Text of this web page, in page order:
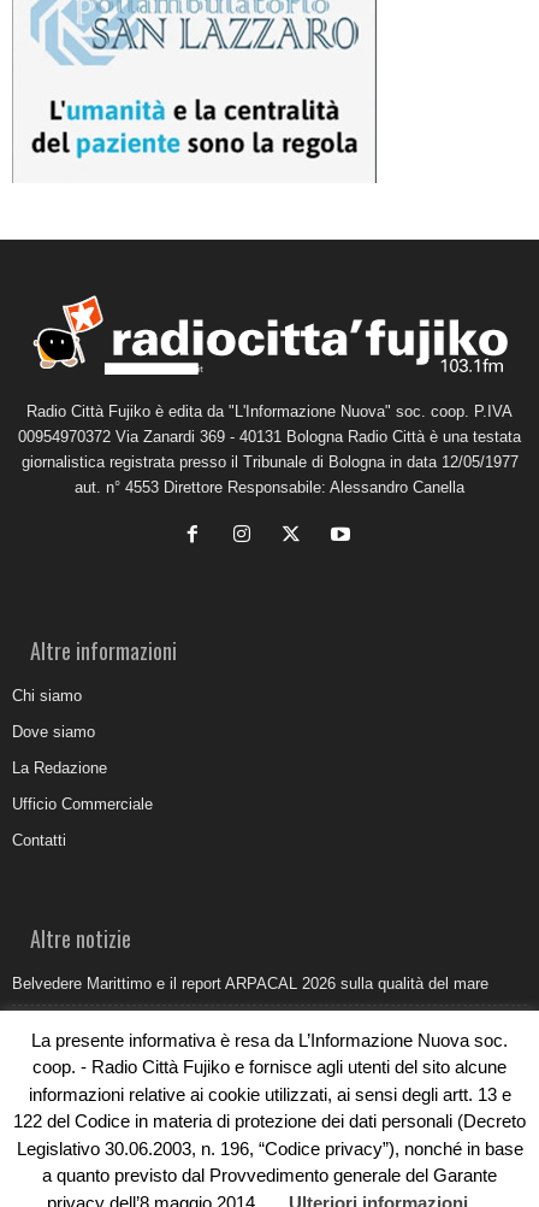
Radio Città Fujiko è edita da "L'Informazione Nuova" soc. coop. P.IVA
00954970372 Via Zanardi 369 - 40131 Bologna Radio Città è una testata
giornalistica registrata presso il Tribunale di Bologna in data 12/05/1977
aut. n° 4553 Direttore Responsabile: Alessandro Canella
Altre informazioni
Chi siamo
Dove siamo
La Redazione
Ufficio Commerciale
Contatti
Altre notizie
Belvedere Marittimo e il report ARPACAL 2026 sulla qualità del mare
Umidità di risalita in casa, come riconoscere i segnali veri
Torna il Sun Donato Festival 2026
Come il busking moderno ridisegna il paesaggio sonoro urbano
La presente informativa è resa da L’Informazione Nuova soc.
coop. - Radio Città Fujiko e fornisce agli utenti del sito alcune
informazioni relative ai cookie utilizzati, ai sensi degli artt. 13 e
122 del Codice in materia di protezione dei dati personali (Decreto
Legislativo 30.06.2003, n. 196, “Codice privacy”), nonché in base
a quanto previsto dal Provvedimento generale del Garante
privacy dell’8 maggio 2014.
Ulteriori informazioni